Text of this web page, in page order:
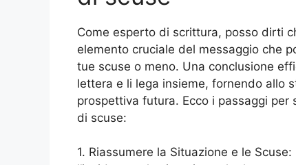
Come esperto di scrittura, posso dirti
elemento cruciale del messaggio che
tue scuse o meno. Una conclusione
lettera e li lega insieme, fornendo allo
prospettiva futura. Ecco i passaggi
di scuse:
1. Riassumere la Situazione e le